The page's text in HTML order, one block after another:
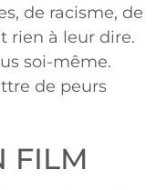
de racisme, de
rien à leur dire.
soi-même.
de peurs
FILM